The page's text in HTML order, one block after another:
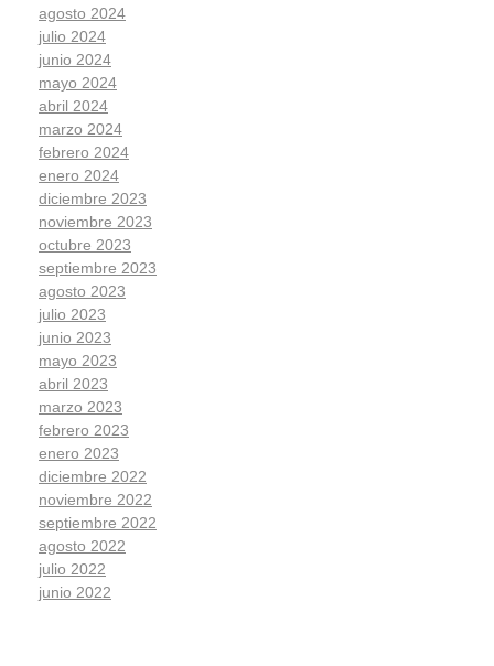
agosto 2024
julio 2024
junio 2024
mayo 2024
abril 2024
marzo 2024
febrero 2024
enero 2024
diciembre 2023
noviembre 2023
octubre 2023
septiembre 2023
agosto 2023
julio 2023
junio 2023
mayo 2023
abril 2023
marzo 2023
febrero 2023
enero 2023
diciembre 2022
noviembre 2022
septiembre 2022
agosto 2022
julio 2022
junio 2022